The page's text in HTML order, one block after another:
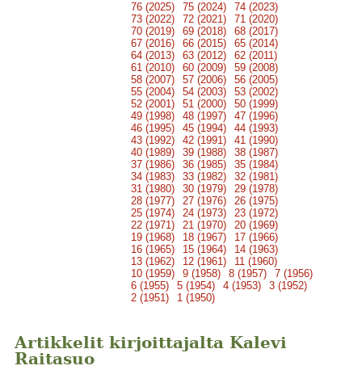
76 (2025) 75 (2024)
74 (2023)
73 (2022)
72 (2021)
71 (2020)
70 (2019)
69 (2018)
68 (2017)
67 (2016)
66 (2015)
65 (2014)
64 (2013)
63 (2012)
62 (2011)
61 (2010)
60 (2009)
59 (2008)
58 (2007)
57 (2006)
56 (2005)
55 (2004)
54 (2003)
53 (2002)
52 (2001)
51 (2000)
50 (1999)
49 (1998)
48 (1997)
47 (1996)
46 (1995)
45 (1994)
44 (1993)
43 (1992)
42 (1991)
41 (1990)
40 (1989)
39 (1988)
38 (1987)
37 (1986)
36 (1985)
35 (1984)
34 (1983)
33 (1982)
32 (1981)
31 (1980)
30 (1979)
29 (1978)
28 (1977)
27 (1976)
26 (1975)
25 (1974)
24 (1973)
23 (1972)
22 (1971)
21 (1970)
20 (1969)
19 (1968)
18 (1967)
17 (1966)
16 (1965)
15 (1964)
14 (1963)
13 (1962)
12 (1961)
11 (1960)
10 (1959)
9 (1958) 8 (1957)
7 (1956)
6 (1955)
5 (1954) 4 (1953)
3 (1952)
2 (1951)
1 (1950)
Artikkelit kirjoittajalta Kalevi
Raitasuo